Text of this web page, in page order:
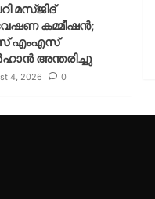
മസ്ജിദ്
കമ്മീഷന്‍;
എംഎസ്
അന്തരിച്ചു
4, 2026 0